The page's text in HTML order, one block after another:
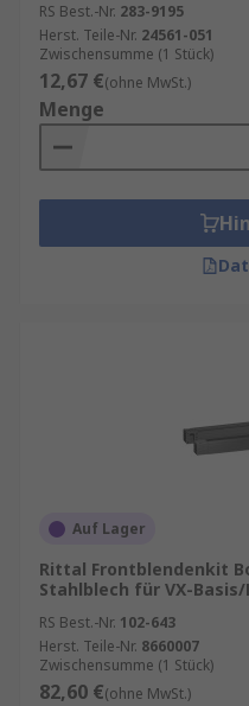
RS Best.-Nr. 283-9195
Herst. Teile-Nr. 24561-051
Zwischensumme (1 Stück)
12,67 €(ohne MwSt.)
Menge
Auf Lager
Rittal Frontblendenkit
Stahlblech für VX-
RS Best.-Nr. 102-643
Herst. Teile-Nr. 8660007
Zwischensumme (1 Stück)
82,60 €(ohne MwSt.)